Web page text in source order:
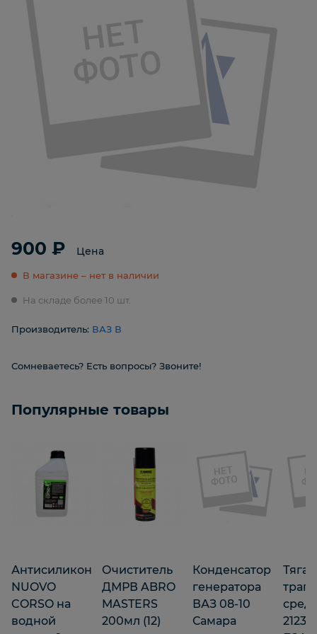
900 ₽ Цена
В магазине – нет в наличии
На складе более 10 шт.
Производитель: ВАЗ В
Сомневаетесь? Есть вопросы? Звоните!
Популярные товары
Антисиликон
NUOVO
CORSO на
водной
Очиститель
ДМРВ ABRO
MASTERS
200мл (12)
Конденсатор
генератора
ВАЗ 08-10
Самара
Тяга
2123